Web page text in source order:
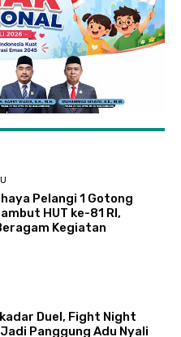
Pelangi 1 Gotong
HUT ke-81 RI,
Kegiatan
Duel, Fight Night
Panggung Adu Nyali